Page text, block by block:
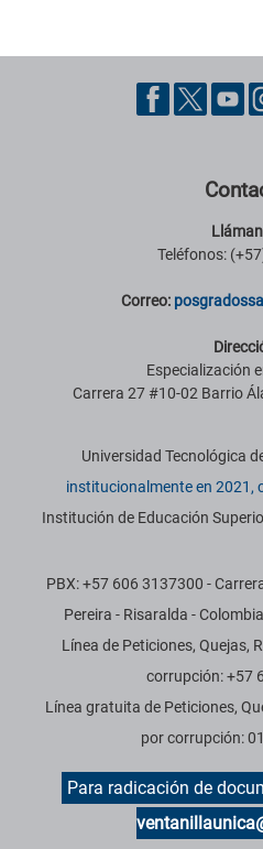
Pie de página con información de
Teléfonos:
Correo:
Especialización
Carrera 27 #10-02 Barrio
Información
Universidad Tecnológica
institucionalmente en 2021,
Institución de Educación
PBX: +57 606 3137300 -
Pereira - Risaralda -
Línea de Peticiones, Quejas,
corrupción: +57
Línea gratuita de Peticiones,
por corrupción:
Para radicación de